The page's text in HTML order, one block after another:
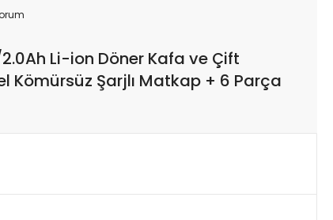
Li-ion Döner Kafa ve Çift
Kömürsüz Şarjlı Matkap + 6 Parça